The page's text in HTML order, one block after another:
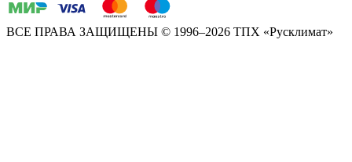
ВСЕ ПРАВА ЗАЩИЩЕНЫ © 1996–2026 ТПХ «Русклимат»